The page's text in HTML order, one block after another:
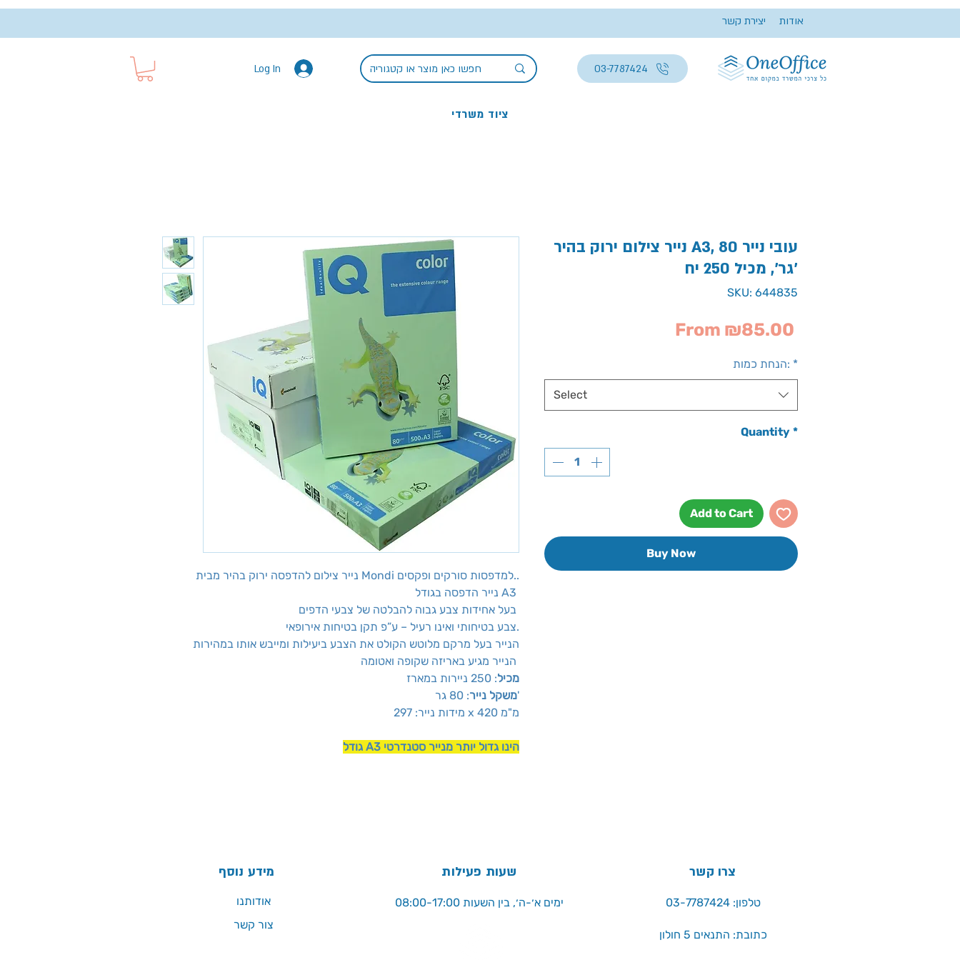
יצירת קשר אודות
Log In 03-7787424
ציוד משרדי
נייר צילום להדפסה ירוק בהיר מבית Mondi למדפסות סורקים ופקסים..
נייר הדפסה בגודל A3
צבע בטיחותי ואינו רעיל – ע”פ תקן בטיחות אירופאי.
הנייר בעל מרקם מלוטש הקולט את הצבע ביעילות ומייבש אותו במהירות
מכיל: 250 ניירות במארז
משקל נייר: 80 גר'
מידות נייר: 297 x 420 מ"מ
גודל A3 הינו גדול יותר מנייר סטנדרטי
נייר צילום ירוק בהיר A3, עובי נייר 80
גר', מכיל 250 יח'
SKU: 644835
From ₪85.00
הנחת כמות: *
Select
Quantity *
Add to Cart
Buy Now
מידע נוסף שעות פעילות
ימים א׳-ה׳, בין השעות 08:00-17:00
צרו קשר
טלפון: 03-7787424
כתובת: התנאים 5 חולון
אודותנו
צור קשר